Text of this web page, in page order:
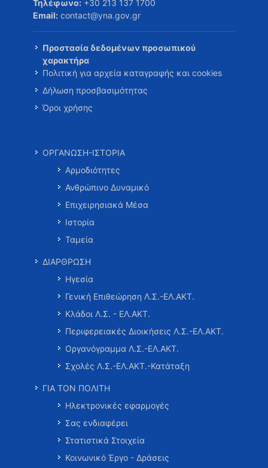
Τηλέφωνο: +30 213 137 1700
Email: contact@yna.gov.gr
Προστασία δεδομένων προσωπικού
χαρακτήρα
Πολιτική για αρχεία καταγραφής και cookies
Δήλωση προσβασιμότητας
Όροι χρήσης
ΟΡΓΑΝΩΣΗ-ΙΣΤΟΡΙΑ
Αρμοδιότητες
Ανθρώπινο Δυναμικό
Επιχειρησιακά Μέσα
Ιστορία
Ταμεία
ΔΙΑΡΘΡΩΣΗ
Ηγεσία
Γενική Επιθεώρηση Λ.Σ.-ΕΛ.ΑΚΤ.
Κλάδοι Λ.Σ. - ΕΛ.ΑΚΤ.
Περιφερειακές Διοικήσεις Λ.Σ.-ΕΛ.ΑΚΤ.
Οργανόγραμμα Λ.Σ.-ΕΛ.ΑΚΤ.
Σχολές Λ.Σ.-ΕΛ.ΑΚΤ.-Κατάταξη
ΓΙΑ ΤΟΝ ΠΟΛΙΤΗ
Ηλεκτρονικές εφαρμογές
Σας ενδιαφέρει
Στατιστικά Στοιχεία
Κοινωνικό Έργο - Δράσεις